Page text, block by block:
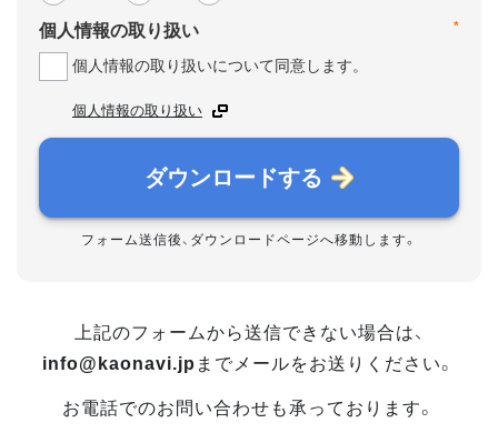
*
個人情報の取り扱い
個人情報の取り扱いについて同意します。
個人情報の取り扱い
ダウンロードする
フォーム送信後、ダウンロードページへ移動します。
上記のフォームから送信できない場合は、
info@kaonavi.jp までメールをお送りください。
お電話でのお問い合わせも承っております。